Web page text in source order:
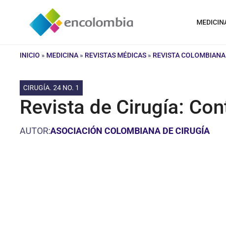
contenido
INICIO » MEDICINA » REVISTAS MÉDICAS » REVISTA
CIRUGÍA. 24 NO. 1
Revista de Cirugía:
AUTOR:ASOCIACIÓN COLOMBIANA DE CIRUGÍA